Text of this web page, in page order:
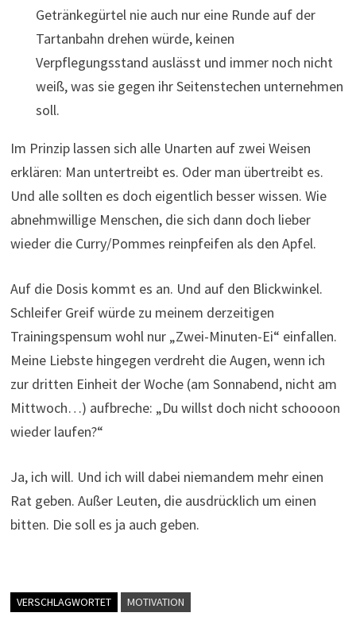
Getränkegürtel nie auch nur eine Runde auf der
Tartanbahn drehen würde, keinen
Verpflegungsstand auslässt und immer noch nicht
weiß, was sie gegen ihr Seitenstechen unternehmen
soll.
Im Prinzip lassen sich alle Unarten auf zwei Weisen
erklären: Man untertreibt es. Oder man übertreibt es.
Und alle sollten es doch eigentlich besser wissen. Wie
abnehmwillige Menschen, die sich dann doch lieber
wieder die Curry/Pommes reinpfeifen als den Apfel.
Auf die Dosis kommt es an. Und auf den Blickwinkel.
Schleifer Greif würde zu meinem derzeitigen
Trainingspensum wohl nur „Zwei-Minuten-Ei“ einfallen.
Meine Liebste hingegen verdreht die Augen, wenn ich
zur dritten Einheit der Woche (am Sonnabend, nicht am
Mittwoch…) aufbreche: „Du willst doch nicht schoooon
wieder laufen?“
Ja, ich will. Und ich will dabei niemandem mehr einen
Rat geben. Außer Leuten, die ausdrücklich um einen
bitten. Die soll es ja auch geben.
VERSCHLAGWORTET MOTIVATION